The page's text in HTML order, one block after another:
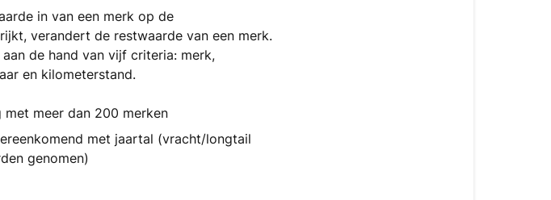
in van een merk op de
verandert de restwaarde van een merk.
de hand van vijf criteria: merk,
en kilometerstand.
met meer dan 200 merken
met jaartal (vracht/longtail
genomen)